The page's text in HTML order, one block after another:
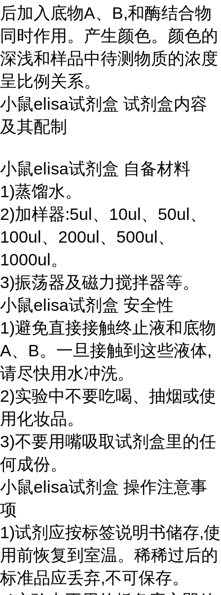
后加入底物A、B,和酶结合物
同时作用。产生颜色。颜色的
深浅和样品中待测物质的浓度
呈比例关系。
小鼠elisa试剂盒 试剂盒内容
及其配制
小鼠elisa试剂盒 自备材料
1)蒸馏水。
2)加样器:5ul、10ul、50ul、
100ul、200ul、500ul、
1000ul。
3)振荡器及磁力搅拌器等。
小鼠elisa试剂盒 安全性
1)避免直接接触终止液和底物
A、B。一旦接触到这些液体,
请尽快用水冲洗。
2)实验中不要吃喝、抽烟或使
用化妆品。
3)不要用嘴吸取试剂盒里的任
何成份。
小鼠elisa试剂盒 操作注意事
项
1)试剂应按标签说明书储存,使
用前恢复到室温。稀稀过后的
标准品应丢弃,不可保存。